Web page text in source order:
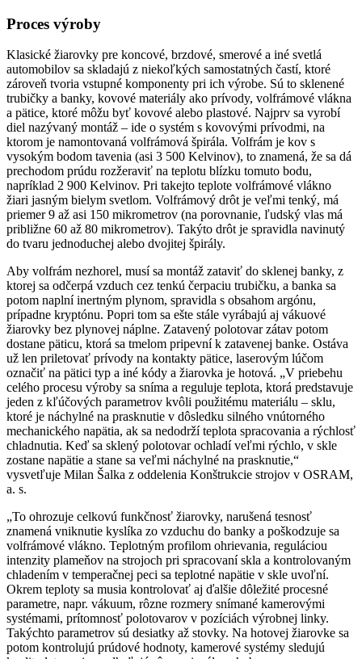
Proces výroby
Klasické žiarovky pre koncové, brzdové, smerové a iné svetlá
automobilov sa skladajú z niekoľkých samostatných častí, ktoré
zároveň tvoria vstupné komponenty pri ich výrobe. Sú to sklenené
trubičky a banky, kovové materiály ako prívody, volfrámové vlákna
a pätice, ktoré môžu byť kovové alebo plastové. Najprv sa vyrobí
diel nazývaný montáž – ide o systém s kovovými prívodmi, na
ktorom je namontovaná volfrámová špirála. Volfrám je kov s
vysokým bodom tavenia (asi 3 500 Kelvinov), to znamená, že sa dá
prechodom prúdu rozžeraviť na teplotu blízku tomuto bodu,
napríklad 2 900 Kelvinov. Pri takejto teplote volfrámové vlákno
žiari jasným bielym svetlom. Volfrámový drôt je veľmi tenký, má
priemer 9 až asi 150 mikrometrov (na porovnanie, ľudský vlas má
približne 60 až 80 mikrometrov). Takýto drôt je spravidla navinutý
do tvaru jednoduchej alebo dvojitej špirály.
Aby volfrám nezhorel, musí sa montáž zataviť do sklenej banky, z
ktorej sa odčerpá vzduch cez tenkú čerpaciu trubičku, a banka sa
potom naplní inertným plynom, spravidla s obsahom argónu,
prípadne kryptónu. Popri tom sa ešte stále vyrábajú aj vákuové
žiarovky bez plynovej náplne. Zatavený polotovar zátav potom
dostane päticu, ktorá sa tmelom pripevní k zatavenej banke. Ostáva
už len priletovať prívody na kontakty pätice, laserovým lúčom
označiť na pätici typ a iné kódy a žiarovka je hotová. „V priebehu
celého procesu výroby sa sníma a reguluje teplota, ktorá predstavuje
jeden z kľúčových parametrov kvôli použitému materiálu – sklu,
ktoré je náchylné na prasknutie v dôsledku silného vnútorného
mechanického napätia, ak sa nedodrží teplota spracovania a rýchlosť
chladnutia. Keď sa sklený polotovar ochladí veľmi rýchlo, v skle
zostane napätie a stane sa veľmi náchylné na prasknutie,“
vysvetľuje Milan Šalka z oddelenia Konštrukcie strojov v OSRAM,
a. s.
„To ohrozuje celkovú funkčnosť žiarovky, narušená tesnosť
znamená vniknutie kyslíka zo vzduchu do banky a poškodzuje sa
volfrámové vlákno. Teplotným profilom ohrievania, reguláciou
intenzity plameňov na strojoch pri spracovaní skla a kontrolovaným
chladením v temperačnej peci sa teplotné napätie v skle uvoľní.
Okrem teploty sa musia kontrolovať aj ďalšie dôležité procesné
parametre, napr. vákuum, rôzne rozmery snímané kamerovými
systémami, prítomnosť polotovarov v pozíciách výrobnej linky.
Takýchto parametrov sú desiatky až stovky. Na hotovej žiarovke sa
potom kontrolujú prúdové hodnoty, kamerové systémy sledujú